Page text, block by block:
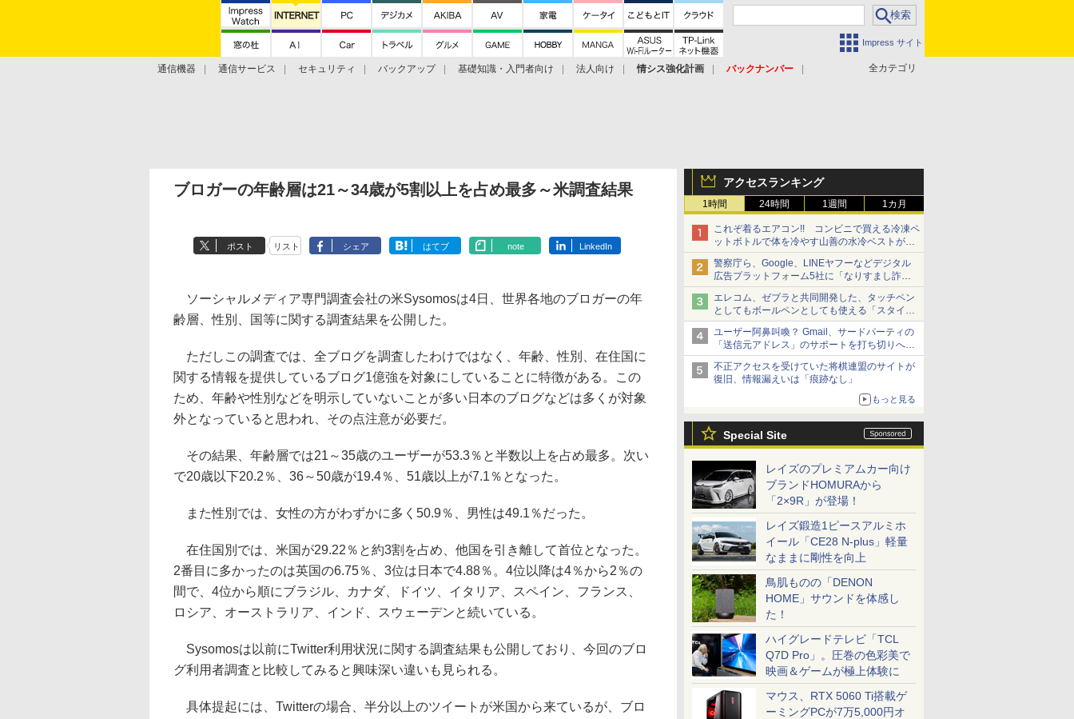
Impress サイト
全カテゴリ
通信機器 通信サービス セキュリティ バックアップ 基礎知識・入門者向け 法人向け 情シス強化計画
バックナンバー
アクセスランキング
1時間 24時間 1週間 1カ月
これぞ着るエアコン!! コンビニで買える冷凍ペ
ットボトルで体を冷やす山善の水冷ベストがロ
ードバイクにちょうどいい【ぼっち・ざ・ろー
ど！その14】【空いた時間でなにしてる？】
警察庁ら、Google、LINEヤフーなどデジタル
広告プラットフォーム5社に「なりすまし詐欺
広告」対策強化を要請 著名人の写真や映像を
使った投資詐欺などへの対策として
エレコム、ゼブラと共同開発した、タッチペン
としてもボールペンとしても使える「スタイラ
スツーウェイ」発売 iPadにも紙にも、持ち替
えずに書き込める
ユーザー阿鼻叫喚？ Gmail、サードパーティの
「送信元アドレス」のサポートを打ち切りへ
【やじうまWatch】
不正アクセスを受けていた将棋連盟のサイトが
復旧、情報漏えいは「痕跡なし」
もっと見る
Special Site
レイズのプレミアムカー向け
ブランドHOMURAから
「2×9R」が登場！
レイズ鍛造1ピースアルミホ
イール「CE28 N-plus」軽量
なままに剛性を向上
鳥肌ものの「DENON
HOME」サウンドを体感し
た！
ハイグレードテレビ「TCL
Q7D Pro」。圧巻の色彩美で
映画＆ゲームが極上体験に
マウス、RTX 5060 Ti搭載ゲ
ーミングPCが7万5,000円オ
ブロガーの年齢層は21～34歳が5割以上を占め最多～米調査結果
ポスト リスト シェア はてブ note LinkedIn
ソーシャルメディア専門調査会社の米Sysomosは4日、世界各地のブロガーの年
齢層、性別、国等に関する調査結果を公開した。
ただしこの調査では、全ブログを調査したわけではなく、年齢、性別、在住国に
関する情報を提供しているブログ1億強を対象にしていることに特徴がある。この
ため、年齢や性別などを明示していないことが多い日本のブログなどは多くが対象
外となっていると思われ、その点注意が必要だ。
その結果、年齢層では21～35歳のユーザーが53.3％と半数以上を占め最多。次い
で20歳以下20.2％、36～50歳が19.4％、51歳以上が7.1％となった。
また性別では、女性の方がわずかに多く50.9％、男性は49.1％だった。
在住国別では、米国が29.22％と約3割を占め、他国を引き離して首位となった。
2番目に多かったのは英国の6.75％、3位は日本で4.88％。4位以降は4％から2％の
間で、4位から順にブラジル、カナダ、ドイツ、イタリア、スペイン、フランス、
ロシア、オーストラリア、インド、スウェーデンと続いている。
Sysomosは以前にTwitter利用状況に関する調査結果も公開しており、今回のブロ
グ利用者調査と比較してみると興味深い違いも見られる。
具体提起には、Twitterの場合、半分以上のツイートが米国から来ているが、ブロ